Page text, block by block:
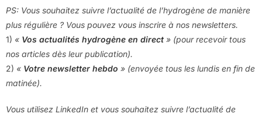
PS: Vous souhaitez suivre l’actualité de l’hydrogène de manière
plus régulière ? Vous pouvez vous inscrire à nos newsletters.
1) « Vos actualités hydrogène en direct » (pour recevoir tous
nos articles dès leur publication).
2) « Votre newsletter hebdo » (envoyée tous les lundis en fin de
matinée).
Vous utilisez LinkedIn et vous souhaitez suivre l’actualité de